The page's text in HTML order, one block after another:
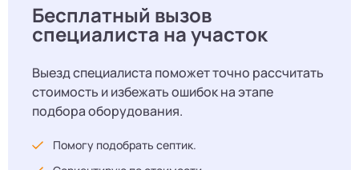
Бесплатный вызов
специалиста на участок
Выезд специалиста поможет точно рассчитать
стоимость и избежать ошибок на этапе
подбора оборудования.
Помогу подобрать септик.